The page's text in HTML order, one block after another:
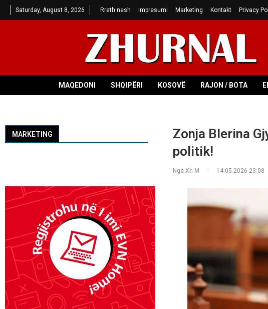
Saturday, August 8, 2026 Rreth nesh Impresumi Marketing Kontakt Privacy
MAQEDONI SHQIPËRI KOSOVË RAJON / BOTA
Zonja Blerina
politik!
Nga Xh M 14.05.2026 23:08
MARKETING